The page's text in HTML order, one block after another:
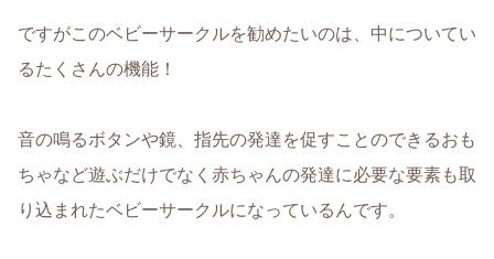
ですがこのベビーサークルを勧めたいのは、中についてい
るたくさんの機能 ！
音の鳴るボタンや鏡、指先の発達を促すことのできるおも
ちゃなど遊ぶだけでなく赤ちゃんの発達に必要な要素も取
り込まれたベビーサークルになっているんです。